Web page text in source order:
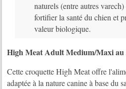
naturels (entre autres
fortifier la santé du chien et
valeur biologique.
High Meat Adult Medium/Maxi au
Cette croquette High Meat offre
adaptée à la nature canine à base du